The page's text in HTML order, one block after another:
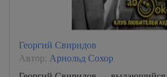
Георгий Свиридов
Автор: Арнольд Сохор